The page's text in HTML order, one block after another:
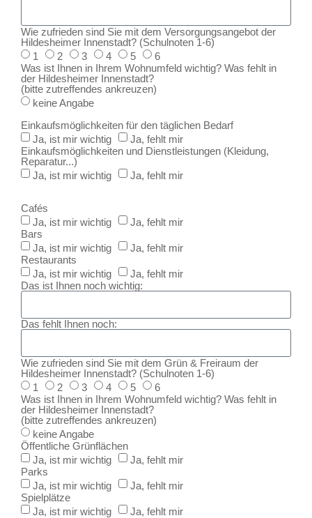
Wie zufrieden sind Sie mit dem Versorgungsangebot der
Hildesheimer Innenstadt? (Schulnoten 1-6)
1
2 3 4 5
6
Was ist Ihnen in Ihrem Wohnumfeld wichtig? Was fehlt in
der Hildesheimer Innenstadt?
(bitte zutreffendes ankreuzen)
keine Angabe
Einkaufsmöglichkeiten für den täglichen Bedarf
Ja, ist mir wichtig
Ja, fehlt mir
Einkaufsmöglichkeiten und Dienstleistungen (Kleidung,
Reparatur...)
Ja, ist mir wichtig
Ja, fehlt mir
Cafés
Ja, ist mir wichtig
Ja, fehlt mir
Bars
Ja, ist mir wichtig
Ja, fehlt mir
Restaurants
Ja, ist mir wichtig
Ja, fehlt mir
Das ist Ihnen noch wichtig:
Das fehlt Ihnen noch:
Wie zufrieden sind Sie mit dem Grün & Freiraum der
Hildesheimer Innenstadt? (Schulnoten 1-6)
1
2 3 4 5
6
Was ist Ihnen in Ihrem Wohnumfeld wichtig? Was fehlt in
der Hildesheimer Innenstadt?
(bitte zutreffendes ankreuzen)
keine Angabe
Öffentliche Grünflächen
Ja, ist mir wichtig
Ja, fehlt mir
Parks
Ja, ist mir wichtig
Ja, fehlt mir
Spielplätze
Ja, ist mir wichtig
Ja, fehlt mir